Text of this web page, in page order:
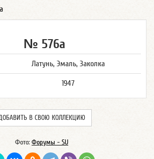
№ 576а
Латунь, Эмаль, Заколка
1947
В СВОЮ КОЛЛЕКЦИЮ
Фото: Форумы - SU